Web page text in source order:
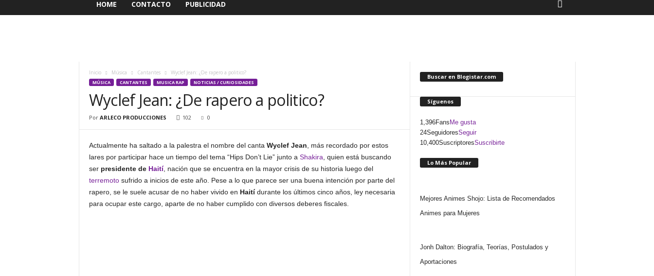
HOME CONTACTO PUBLICIDAD
Inicio Música Cantantes Wyclef Jean: ¿De rapero a politico?
MÚSICA CANTANTES MUSICA RAP NOTICIAS / CURIOSIDADES
Wyclef Jean: ¿De rapero a politico?
Por ARLECO PRODUCCIONES 102 0
Actualmente ha saltado a la palestra el nombre del canta Wyclef Jean , más recordado por estos
lares por participar hace un tiempo del tema “Hips Don’t Lie” junto a Shakira , quien está buscando
ser presidente de Haití, nación que se encuentra en la mayor crisis de su historia luego del
terremotosufrido a inicios de este año. Pese a lo que parece ser una buena intención por parte del
rapero, se le suele acusar de no haber vivido en Haitídurante los últimos cinco años, ley necesaria
para ocupar este cargo, aparte de no haber cumplido con diversos deberes fiscales.
Buscar en Blogistar.com
Síguenos
1,396Fans Me gusta
24SeguidoresSeguir
10,400SuscriptoresSuscribirte
Lo Más Popular
Mejores Animes Shojo: Lista de Recomendados
Animes para Mujeres
Jonh Dalton: Biografía, Teorías, Postulados y
Aportaciones